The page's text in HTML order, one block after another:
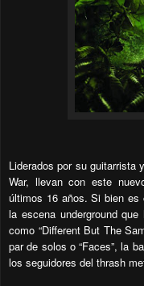
Liderados por su guitarrista
War, llevan con este
últimos 16 años. Si bien es
la escena underground
como “Different But The
par de solos o “Faces”, la
los seguidores del thrash